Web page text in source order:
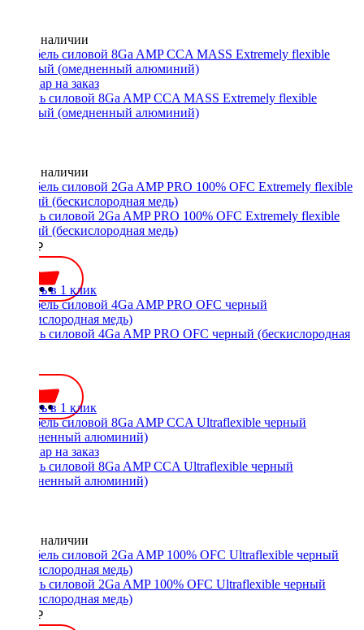
Нет в наличии
Кабель силовой 8Ga AMP CCA MASS Extremely flexible
красный (омедненный алюминий)
Нет в наличии
Кабель силовой 2Ga AMP PRO 100% OFC Extremely flexible
черный (бескислородная медь)
1300 ₽
Купить в 1 клик
Кабель силовой 4Ga AMP PRO OFC черный (бескислородная
Купить в 1 клик
Кабель силовой 8Ga AMP CCA Ultraflexible черный
(омедненный алюминий)
Нет в наличии
Кабель силовой 2Ga AMP 100% OFC Ultraflexible черный
(бескислородная медь)
1200 ₽